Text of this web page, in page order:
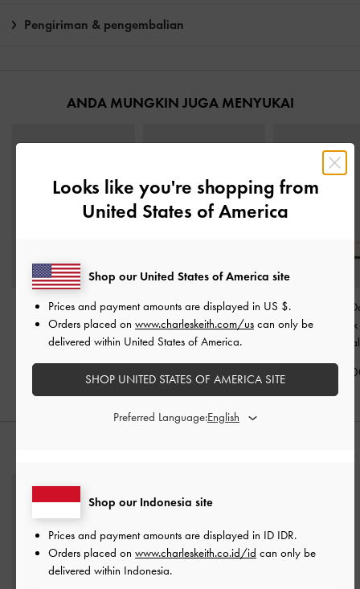
Pengiriman & pengembalian
ANDA MUNGKIN JUGA MENYUKAI
Sepatu Pumps Slingback
Bow Two-Tone Patent-
Chalk
IDR1,099,000
Sepatu Slingback Pumps
Block-Heel Crystal-Buckle
Patent-Chalk
IDR999,000
Sepatu Pumps
Strap
Looks like you're shopping from
United States of America
Shop our Indonesia site
Prices and payment amounts are displayed in ID IDR.
Orders placed on www.charleskeith.co.id/id can only be
delivered within Indonesia.
Shop our United States of America site
Prices and payment amounts are displayed in US $.
Orders placed on www.charleskeith.com/us can only be
delivered within United States of America.
SHOP UNITED STATES OF AMERICA SITE
Preferred Language: